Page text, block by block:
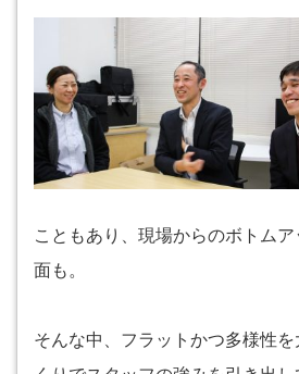
こともあり、現場からのボトム
面も。
そんな中、フラットかつ多様性